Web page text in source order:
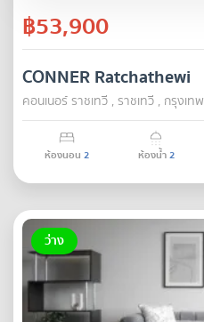
฿53,900
CONNER Ratchathewi
คอนเนอร์ ราชเทวี , ราชเทวี , กรุงเทพ
ห้องนอน 2 ห้องน้ำ2
ว่าง